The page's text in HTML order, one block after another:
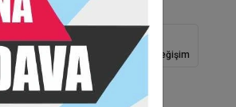
Güvenli Alışveriş İade ve Değişim